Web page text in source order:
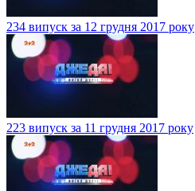
234 випуск за 12 грудня 2017 року
223 випуск за 11 грудня 2017 року